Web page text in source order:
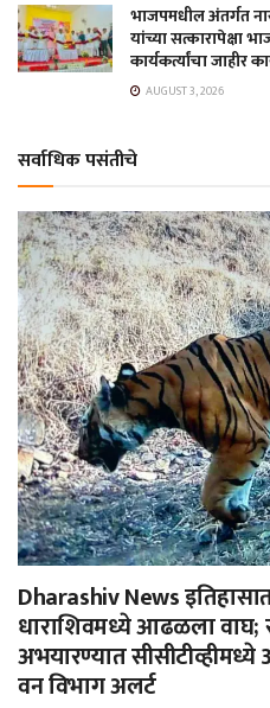
भाजपमधील अंतर्गत
यांच्या सत्कारापेक्षा
कार्यकर्त्यांचा जाहीर
AUGUST 3, 2026
सर्वाधिक पसंतीचे
Dharashiv News
धाराशिवमध्ये आढळला वाघ;
अभयारण्यात सीसीटीव्हीमध्ये
वन विभाग अलर्ट